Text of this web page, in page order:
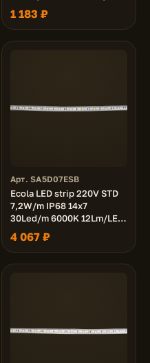
720Lm/m лента 10м.
1 183 ₽
Арт. SA5D07ESB
Ecola LED strip 220V STD
7,2W/m IP68 14x7
30Led/m 6000K 12Lm/LED
360Lm/m лента 50м.
4 067 ₽